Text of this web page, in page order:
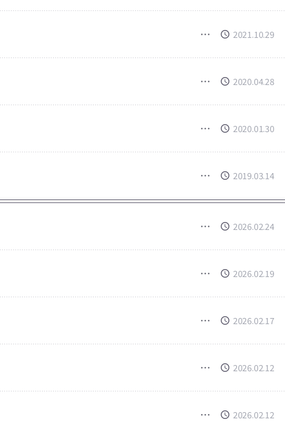
2021.10.29
2020.04.28
2020.01.30
2019.03.14
2026.02.24
2026.02.19
2026.02.17
2026.02.12
2026.02.12